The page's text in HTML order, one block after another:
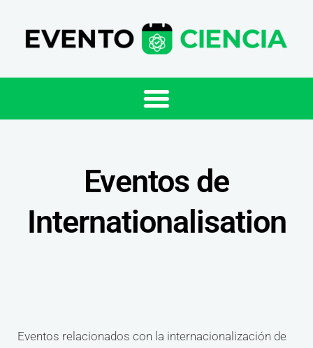
Eventos de
Internationalisation
Eventos relacionados con la internacionalización de